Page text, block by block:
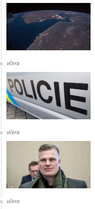
včera
včera
včera